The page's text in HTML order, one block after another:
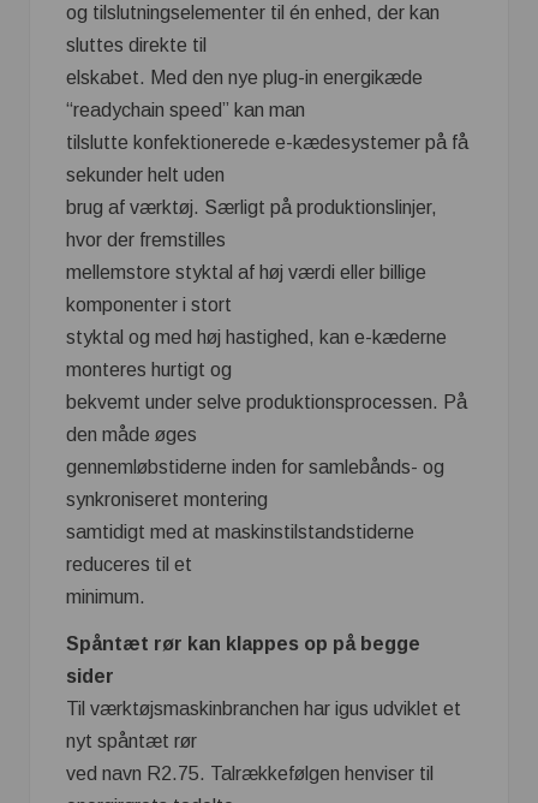
og tilslutningselementer til én enhed, der kan
sluttes direkte til
elskabet. Med den nye plug-in energikæde
“readychain speed” kan man
tilslutte konfektionerede e-kædesystemer på få
sekunder helt uden
brug af værktøj. Særligt på produktionslinjer,
hvor der fremstilles
mellemstore styktal af høj værdi eller billige
komponenter i stort
styktal og med høj hastighed, kan e-kæderne
monteres hurtigt og
bekvemt under selve produktionsprocessen. På
den måde øges
gennemløbstiderne inden for samlebånds- og
synkroniseret montering
samtidigt med at maskinstilstandstiderne
reduceres til et
minimum.
Spåntæt rør kan klappes op på begge
sider
Til værktøjsmaskinbranchen har igus udviklet et
nyt spåntæt rør
ved navn R2.75. Talrækkefølgen henviser til